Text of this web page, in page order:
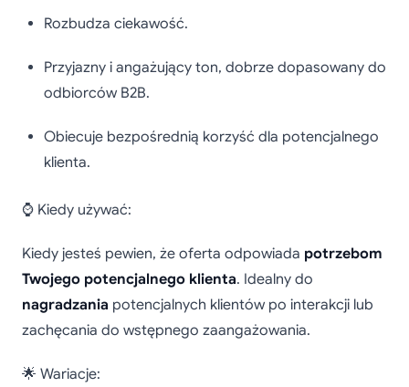
Rozbudza ciekawość.
Przyjazny i angażujący ton, dobrze dopasowany do
odbiorców B2B.
Obiecuje bezpośrednią korzyść dla potencjalnego
klienta.
⌚ Kiedy używać:
Kiedy jesteś pewien, że oferta odpowiada potrzebom
Twojego potencjalnego klienta. Idealny do
nagradzania potencjalnych klientów po interakcji lub
zachęcania do wstępnego zaangażowania.
🌟 Wariacje: